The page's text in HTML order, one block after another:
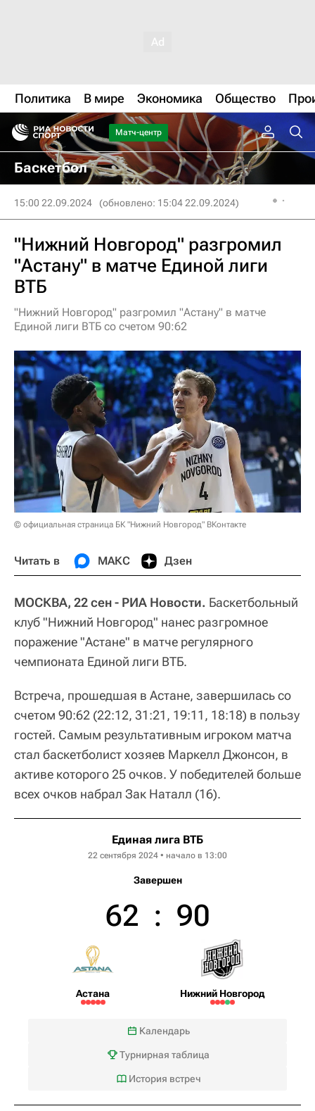
Политика В мире Экономика Общество
Матч-центр
Баскетбол
15:00 22.09.2024 (обновлено: 15:04 22.09.2024)
"Нижний Новгород" разгромил
"Астану" в матче Единой лиги
ВТБ
"Нижний Новгород" разгромил "Астану" в матче
Единой лиги ВТБ со счетом 90:62
© официальная страница БК "Нижний Новгород" ВКонтакте
Читать в МАКС Дзен
МОСКВА, 22 сен - РИА Новости. Баскетбольный
клуб "Нижний Новгород" нанес разгромное
поражение "Астане" в матче регулярного
чемпионата Единой лиги ВТБ.
Встреча, прошедшая в Астане, завершилась со
счетом 90:62 (22:12, 31:21, 19:11, 18:18) в пользу
гостей. Самым результативным игроком матча
стал баскетболист хозяев Маркелл Джонсон, в
активе которого 25 очков. У победителей больше
всех очков набрал Зак Наталл (16).
Единая лига ВТБ
22 сентября 2024 • начало в 13:00
Завершен
Астана
62 : 90
Нижний Новгород
Календарь
Турнирная таблица
История встреч